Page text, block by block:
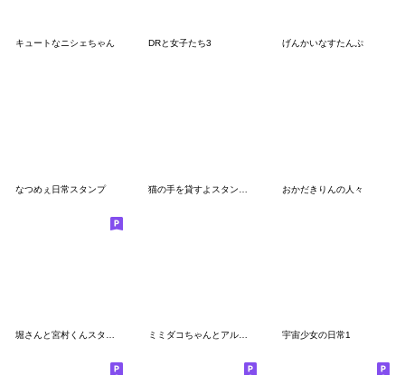
キュートなニシェちゃん DRと女子たち3 げんかいなすたんぷ
なつめぇ日常スタンプ おかだきりんの人々
宇宙少女の日常1